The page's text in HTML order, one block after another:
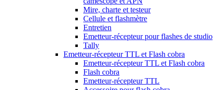
Mire, charte et testeur
Cellule et flashmètre
Entretien
Emetteur-récepteur pour flashes de studio
Tally
Emetteur-récepteur TTL et Flash cobra
Emetteur-récepteur TTL et Flash cobra
Flash cobra
Emetteur-récepteur TTL